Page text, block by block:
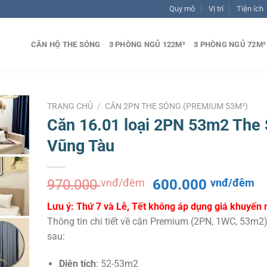
Quy mô Vị trí Tiện ích
CĂN HỘ THE SÓNG 3 PHÒNG NGỦ 122M² 3 PHÒNG NGỦ 72M²
TRANG CHỦ / CĂN 2PN THE SÓNG (PREMIUM 53M²)
Căn 16.01 loại 2PN 53m2 The
Vũng Tàu
970.000vnđ/đêm
Giá
gốc
là:
970.000 vnđ/
600.000 vnđ/đêmGiá
là:
Lưu ý: Thứ 7 và Lễ, Tết không áp dụng giá khuyến
Thông tin chi tiết về căn Premium (2PN, 1WC,
sau:
Diện tích: 52-53m2